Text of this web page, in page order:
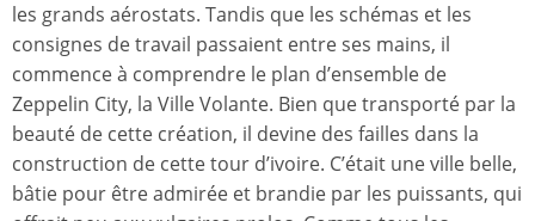
les grands aérostats. Tandis que les schémas et les
consignes de travail passaient entre ses mains, il
commence à comprendre le plan d’ensemble de
Zeppelin City, la Ville Volante. Bien que transporté par la
beauté de cette création, il devine des failles dans la
construction de cette tour d’ivoire. C’était une ville belle,
bâtie pour être admirée et brandie par les puissants, qui